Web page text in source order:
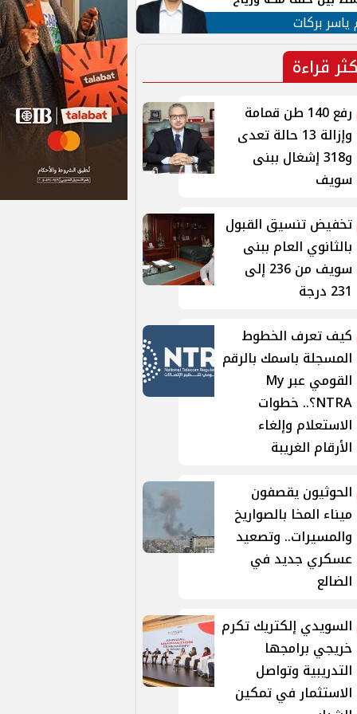
ياسر بركات
قراءة
رفع 140 طن قمامة
وإزالة 13 حالة تعدى
و318 إشغال ببنى
سويف
تخفيض تنسيق القبول
بالثانوي العام ببنى
سويف من 236 إلى
231 درجة
كيف تعرف الخطوط
المسجلة باسمك بالرقم
القومي عبر My
NTRA؟.. خطوات
الاستعلام وإلغاء
الأرقام الغريبة
الحوثيون يقصفون
ميناء المخا بالصواريخ
والمسيرات.. وتصعيد
عسكري جديد في
الضالع
السويدي إلكتريك تكرم
خريجي برامجها
التدريبية وتواصل
الاستثمار في تمكين